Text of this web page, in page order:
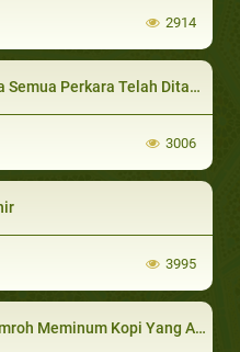
2914
Telah Ditakdirkan Sebelumnya?
3006
3995
Kopi Yang Ada Zakfaronnya